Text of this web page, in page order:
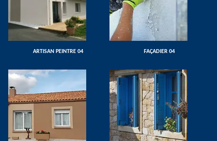
ARTISAN PEINTRE 04 FAÇADIER 04